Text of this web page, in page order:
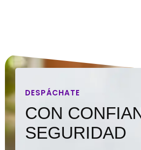
DESPÁCHATE
CON
SEGURIDAD